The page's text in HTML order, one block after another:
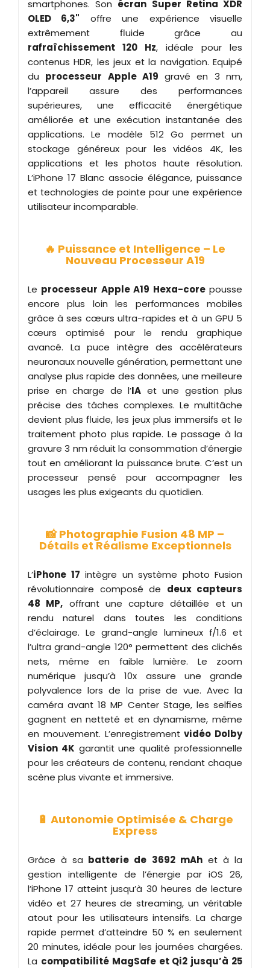
smartphones. Son écran Super Retina XDR
OLED 6,3" offre une expérience visuelle
extrêmement fluide grâce au
rafraîchissement 120 Hz, idéale pour les
contenus HDR, les jeux et la navigation. Equipé
du processeur Apple A19 gravé en 3 nm,
l’appareil assure des performances
supérieures, une efficacité énergétique
améliorée et une exécution instantanée des
applications. Le modèle 512 Go permet un
stockage généreux pour les vidéos 4K, les
applications et les photos haute résolution.
L’iPhone 17 Blanc associe élégance, puissance
et technologies de pointe pour une expérience
utilisateur incomparable.
🔥 Puissance et Intelligence – Le
Nouveau Processeur A19
Le processeur Apple A19 Hexa-corepousse
encore plus loin les performances mobiles
grâce à ses cœurs ultra-rapides et à un GPU 5
cœurs optimisé pour le rendu graphique
avancé. La puce intègre des accélérateurs
neuronaux nouvelle génération, permettant une
analyse plus rapide des données, une meilleure
prise en charge de l’IA et une gestion plus
précise des tâches complexes. Le multitâche
devient plus fluide, les jeux plus immersifs et le
traitement photo plus rapide. Le passage à la
gravure 3 nm réduit la consommation d’énergie
tout en améliorant la puissance brute. C’est un
processeur pensé pour accompagner les
usages les plus exigeants du quotidien.
📸 Photographie Fusion 48 MP –
Détails et Réalisme Exceptionnels
L’iPhone 17 intègre un système photo Fusion
révolutionnaire composé de deux capteurs
48 MP, offrant une capture détaillée et un
rendu naturel dans toutes les conditions
d’éclairage. Le grand-angle lumineux f/1.6 et
l’ultra grand-angle 120° permettent des clichés
nets, même en faible lumière. Le zoom
numérique jusqu’à 10x assure une grande
polyvalence lors de la prise de vue. Avec la
caméra avant 18 MP Center Stage, les selfies
gagnent en netteté et en dynamisme, même
en mouvement. L’enregistrementvidéo Dolby
Vision 4K garantit une qualité professionnelle
pour les créateurs de contenu, rendant chaque
scène plus vivante et immersive.
🔋 Autonomie Optimisée & Charge
Express
Grâce à sa batterie de 3692 mAhet à la
gestion intelligente de l’énergie par iOS 26,
l’iPhone 17 atteint jusqu’à 30 heures de lecture
vidéo et 27 heures de streaming, un véritable
atout pour les utilisateurs intensifs. La charge
rapide permet d’atteindre 50 % en seulement
20 minutes, idéale pour les journées chargées.
La compatibilité MagSafe et Qi2 jusqu’à 25